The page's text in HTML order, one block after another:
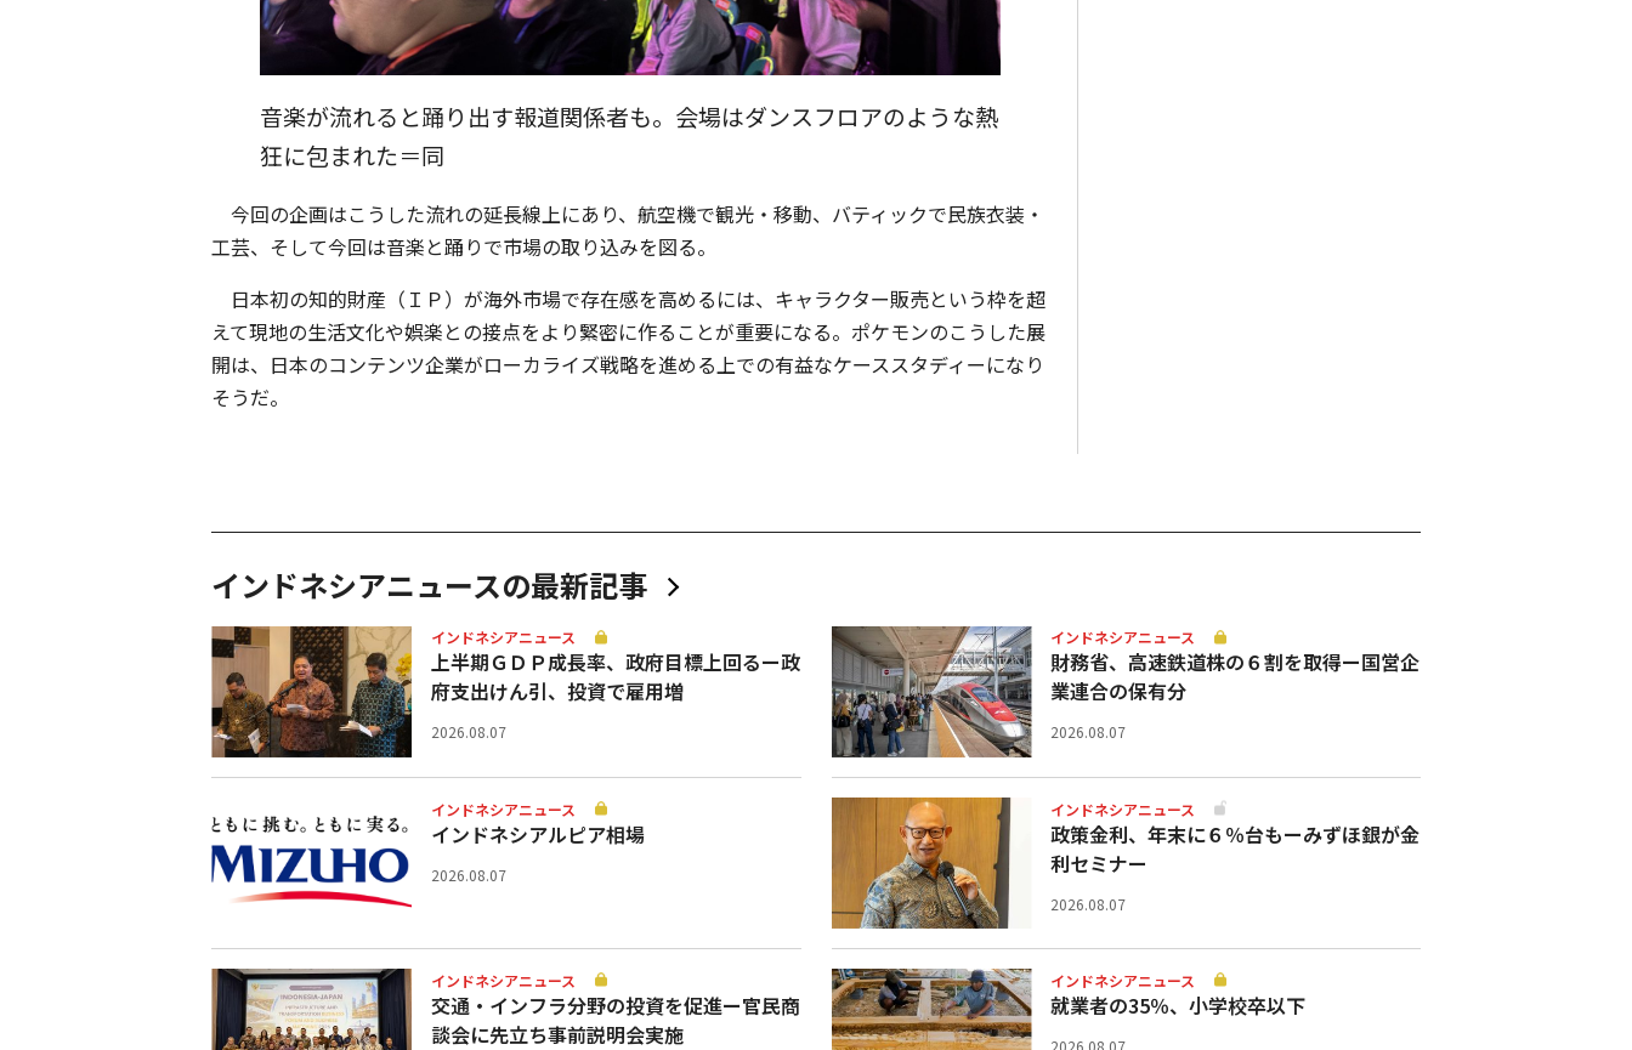
音楽が流れると踊り出す報道関係者も。会場はダンスフロアのような熱
狂に包まれた＝同
今回の企画はこうした流れの延長線上にあり、航空機で観光・移動、バティックで民族衣装・
工芸、そして今回は音楽と踊りで市場の取り込みを図る。
日本初の知的財産（ＩＰ）が海外市場で存在感を高めるには、キャラクター販売という枠を超
えて現地の生活文化や娯楽との接点をより緊密に作ることが重要になる。ポケモンのこうした展
開は、日本のコンテンツ企業がローカライズ戦略を進める上での有益なケーススタディーになり
そうだ。
インドネシアニュースの最新記事
インドネシアニュース
上半期ＧＤＰ成長率、政府目標上回るー政
府支出けん引、投資で雇用増
2026.08.07
インドネシアニュース
財務省、高速鉄道株の６割を取得ー国営企
業連合の保有分
2026.08.07
インドネシアニュース
インドネシアルピア相場
2026.08.07
インドネシアニュース
政策金利、年末に６％台もーみずほ銀が金
利セミナー
2026.08.07
インドネシアニュース
交通・インフラ分野の投資を促進ー官民商
談会に先立ち事前説明会実施
インドネシアニュース
就業者の35％、小学校卒以下
2026.08.07